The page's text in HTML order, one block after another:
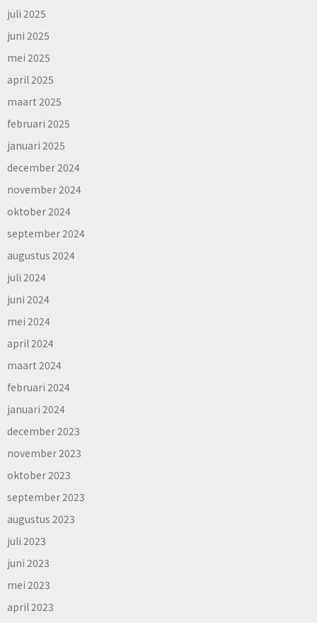
juli 2025
juni 2025
mei 2025
april 2025
maart 2025
februari 2025
januari 2025
december 2024
november 2024
oktober 2024
september 2024
augustus 2024
juli 2024
juni 2024
mei 2024
april 2024
maart 2024
februari 2024
januari 2024
december 2023
november 2023
oktober 2023
september 2023
augustus 2023
juli 2023
juni 2023
mei 2023
april 2023